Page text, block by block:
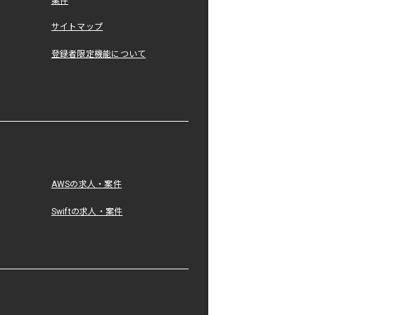
サイトマップ
登録者限定機能について
AWSの求人・案件
Swiftの求人・案件